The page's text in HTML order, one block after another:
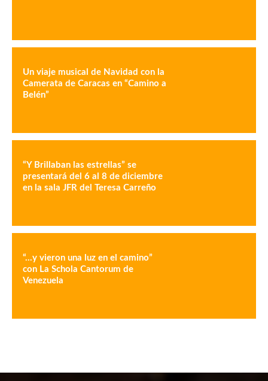
Un viaje musical de Navidad con la
Camerata de Caracas en “Camino a
Belén”
“Y Brillaban las estrellas” se
presentará del 6 al 8 de diciembre
en la sala JFR del Teresa Carreño
“…y vieron una luz en el camino”
con La Schola Cantorum de
Venezuela